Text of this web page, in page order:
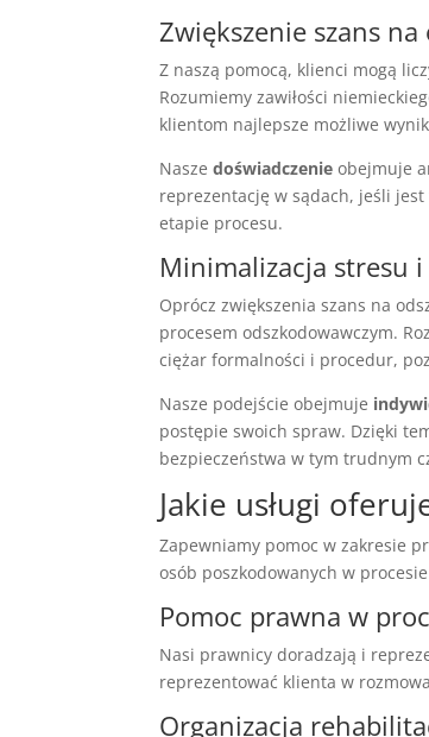
Zwiększenie szans
Z naszą pomocą, klienci mogą
Rozumiemy zawiłości
klientom najlepsze możliwe
Naszedoświadczenie obejmuje
reprezentację w sądach, jeśli
etapie procesu.
Minimalizacja stresu i
Oprócz zwiększenia szans na
procesem odszkodowawczym.
ciężar formalności i procedur,
Nasze podejście obejmuje
postępie swoich spraw. Dzięki
bezpieczeństwa w tym trudnym
Jakie usługi
Zapewniamy pomoc w zakresie
osób poszkodowanych w
Pomoc prawna w
Nasi prawnicy doradzają i
reprezentować klienta w
Organizacja